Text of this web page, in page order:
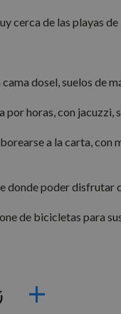
cerca de las playas de
dosel, suelos de
horas, con
a la carta, con
donde poder disfrutar
de bicicletas para
+